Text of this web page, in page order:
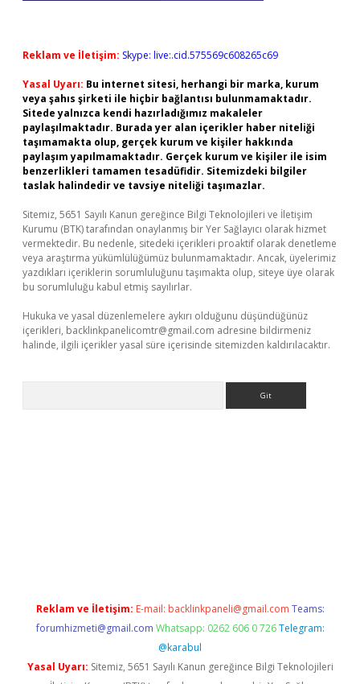
Reklam ve İletişim: Skype: live:.cid.575569c608265c69
Yasal Uyarı: Bu internet sitesi, herhangi bir marka, kurum
veya şahıs şirketi ile hiçbir bağlantısı bulunmamaktadır.
Sitede yalnızca kendi hazırladığımız makaleler
paylaşılmaktadır. Burada yer alan içerikler haber niteliği
taşımamakta olup, gerçek kurum ve kişiler hakkında
paylaşım yapılmamaktadır. Gerçek kurum ve kişiler ile isim
benzerlikleri tamamen tesadüfidir. Sitemizdeki bilgiler
taslak halindedir ve tavsiye niteliği taşımazlar.
Sitemiz, 5651 Sayılı Kanun gereğince Bilgi Teknolojileri ve İletişim
Kurumu (BTK) tarafından onaylanmış bir Yer Sağlayıcı olarak hizmet
vermektedir. Bu nedenle, sitedeki içerikleri proaktif olarak denetleme
veya araştırma yükümlülüğümüz bulunmamaktadır. Ancak, üyelerimiz
yazdıkları içeriklerin sorumluluğunu taşımakta olup, siteye üye olarak
bu sorumluluğu kabul etmiş sayılırlar.
Hukuka ve yasal düzenlemelere aykırı olduğunu düşündüğünüz
içerikleri, backlinkpanelicomtr@gmail.com adresine bildirmeniz
halinde, ilgili içerikler yasal süre içerisinde sitemizden kaldırılacaktır.
Reklam ve İletişim: E-mail: backlinkpaneli@gmail.com Teams:
forumhizmeti@gmail.com Whatsapp: 0262 606 0 726 Telegram:
@karabul
Yasal Uyarı: Sitemiz, 5651 Sayılı Kanun gereğince Bilgi Teknolojileri